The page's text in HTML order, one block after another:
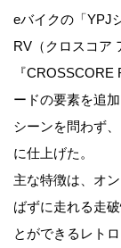
eバイクの「YPJ
RV（クロスコア
『
ードの要素を追
シーンを問わず
に仕上げた。
主な特徴は、オ
ばずに走れる走
とができるレト